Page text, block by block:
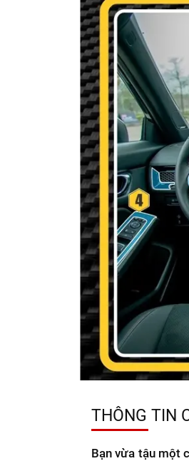
THÔNG TIN
Bạn vừa tậu một